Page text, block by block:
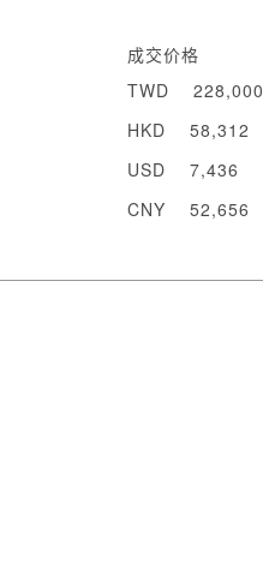
成交价格
TWD
228,000
HKD
58,312
USD
7,436
CNY
52,656